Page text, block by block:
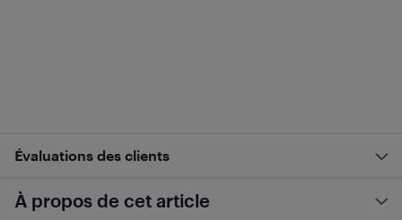
Évaluations des clients
À propos de cet article